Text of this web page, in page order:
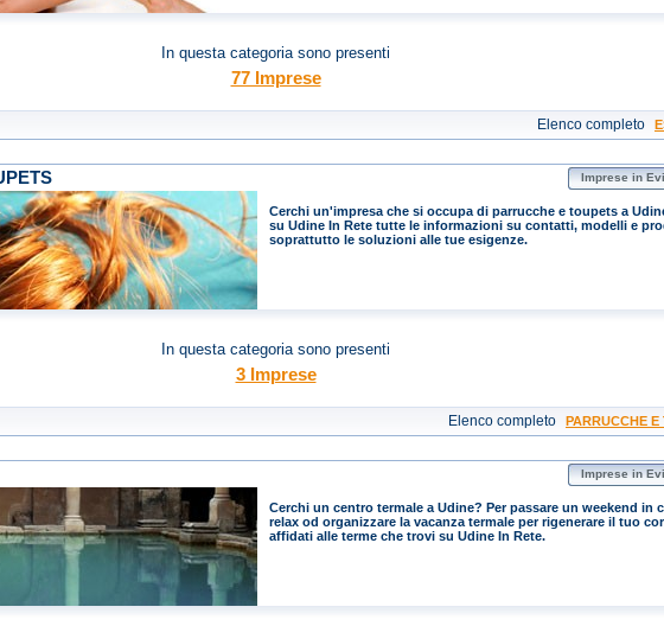
In questa categoria sono presenti
77 Imprese
Elenco completo
Imprese in
Cerchi un'impresa che si occupa di parrucche e toupets a
su Udine In Rete tutte le informazioni su contatti, modelli e
soprattutto le soluzioni alle tue esigenze.
In questa categoria sono presenti
3 Imprese
Elenco completo PARRUCCHE E
Imprese in
Cerchi un centro termale a Udine? Per passare un weekend in
relax od organizzare la vacanza termale per rigenerare il tuo
affidati alle terme che trovi su Udine In Rete.